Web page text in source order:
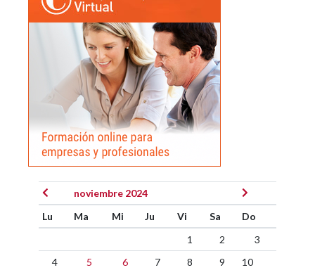
noviembre 2024
Lu
Ma Mi Ju Vi Sa
Do
1
2
3
4
5 6 7 8 9 10